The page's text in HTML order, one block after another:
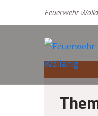
Feuerwehr